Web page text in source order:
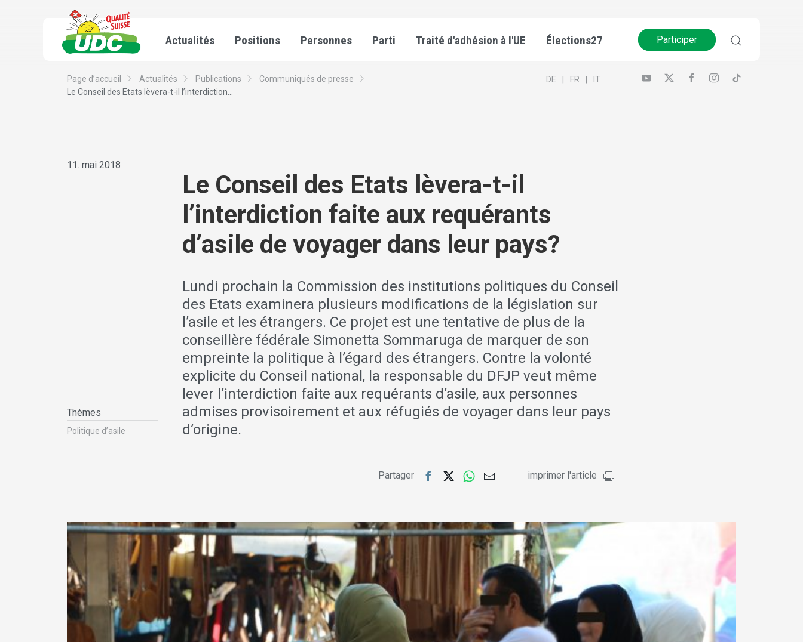
Actualités Positions Personnes Parti Traité d'adhésion à l'UE Élections27 Participer
Page d’accueil Actualités Publications
Communiqués de presse
Le Conseil des Etats lèvera-t-il l’interdiction...
DE FR IT
11. mai 2018
Thèmes
Politique d’asile
Le Conseil des Etats lèvera-t-il
l’interdiction faite aux requérants
d’asile de voyager dans leur pays?
Lundi prochain la Commission des institutions politiques du Conseil
des Etats examinera plusieurs modifications de la législation sur
l’asile et les étrangers. Ce projet est une tentative de plus de la
conseillère fédérale Simonetta Sommaruga de marquer de son
empreinte la politique à l’égard des étrangers. Contre la volonté
explicite du Conseil national, la responsable du DFJP veut même
lever l’interdiction faite aux requérants d’asile, aux personnes
admises provisoirement et aux réfugiés de voyager dans leur pays
d’origine.
Partager imprimer l'article